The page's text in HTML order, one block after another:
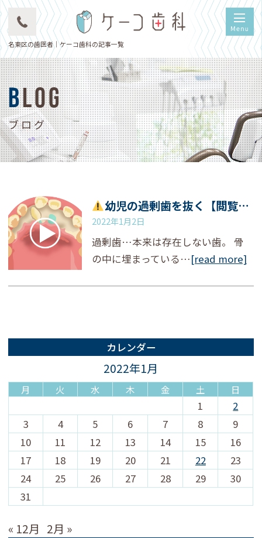
名東区の歯医者｜ケーコ歯科の記事一覧
BLOG
ブログ
幼児の過剰歯を抜く【閲覧注意】
2022年1月2日
過剰歯…本来は存在しない歯。 骨
の中に埋まっている…[read more]
カレンダー
2022年1月
月 火 水 木 金 土 日
1
2
3
4 5 6 7 8
9
10
11 12 13 14 15
16
17
18 19 20 21 22
23
24
25 26 27 28 29
30
31
« 12月 2月 »